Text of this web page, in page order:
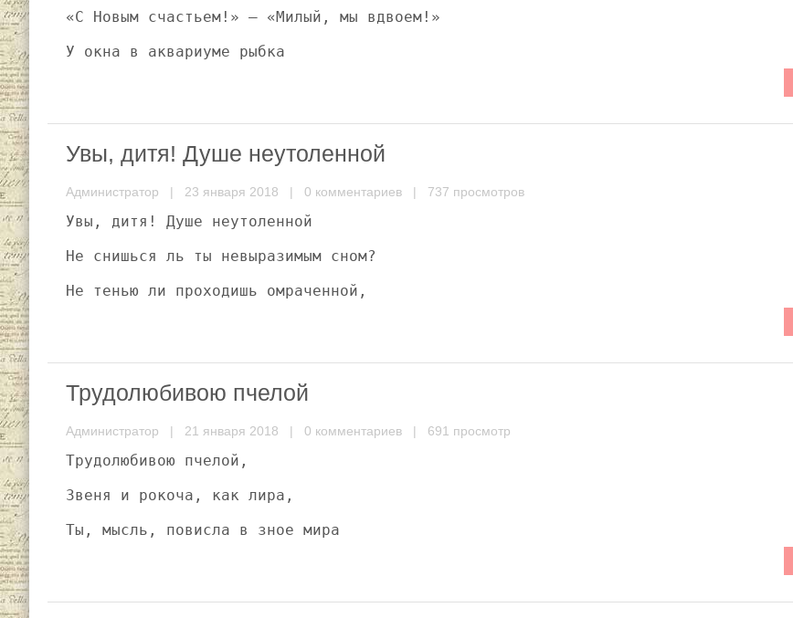
«С Новым счастьем!» — «Милый, мы вдвоем!»
У окна в аквариуме рыбка
Увы, дитя! Душе неутоленной
Администратор | 23 января 2018 | 0 комментариев | 737 просмотров
Увы, дитя! Душе неутоленной
Не снишься ль ты невыразимым сном?
Не тенью ли проходишь омраченной,
Трудолюбивою пчелой
Администратор | 21 января 2018 | 0 комментариев | 691 просмотр
Трудолюбивою пчелой,
Звеня и рокоча, как лира,
Ты, мысль, повисла в зное мира